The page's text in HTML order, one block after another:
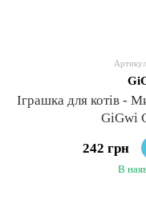
Іграшка для котів -
GiGwi
242 грн
В